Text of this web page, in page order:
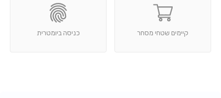
קיימים שטחי מסחר כניסה ביומטרית